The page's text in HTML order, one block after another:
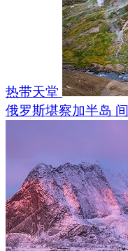
热带天堂
俄罗斯堪察加半岛